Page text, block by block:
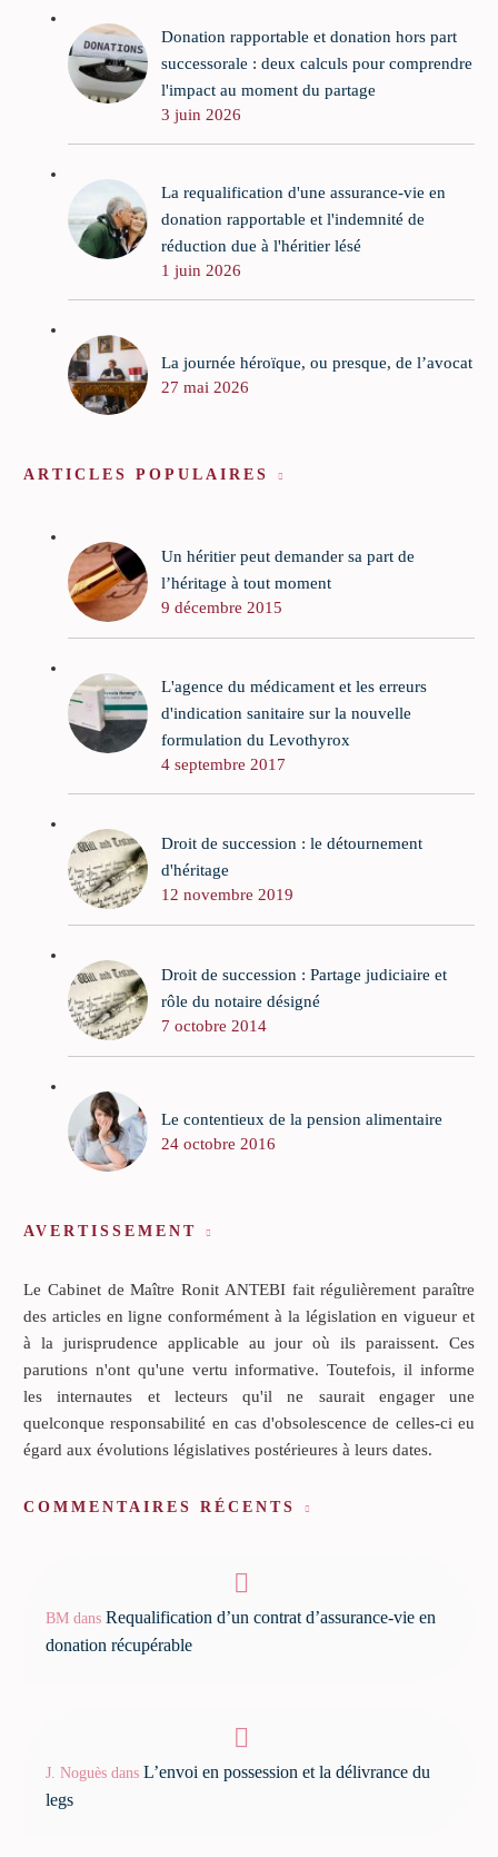
Donation rapportable et donation hors part
successorale : deux calculs pour comprendre
l'impact au moment du partage
3 juin 2026
La requalification d'une assurance-vie en
donation rapportable et l'indemnité de
réduction due à l'héritier lésé
1 juin 2026
La journée héroïque, ou presque, de l’avocat
27 mai 2026
ARTICLES POPULAIRES
Un héritier peut demander sa part de
l’héritage à tout moment
9 décembre 2015
L'agence du médicament et les erreurs
d'indication sanitaire sur la nouvelle
formulation du Levothyrox
4 septembre 2017
Droit de succession : le détournement
d'héritage
12 novembre 2019
Droit de succession : Partage judiciaire et
rôle du notaire désigné
7 octobre 2014
Le contentieux de la pension alimentaire
24 octobre 2016
AVERTISSEMENT
Le Cabinet de Maître Ronit ANTEBI fait régulièrement paraître
des articles en ligne conformément à la législation en vigueur et
à la jurisprudence applicable au jour où ils paraissent. Ces
parutions n'ont qu'une vertu informative. Toutefois, il informe
les internautes et lecteurs qu'il ne saurait engager une
quelconque responsabilité en cas d'obsolescence de celles-ci eu
égard aux évolutions législatives postérieures à leurs dates.
COMMENTAIRES RÉCENTS
BM dans Requalification d’un contrat d’assurance-vie en
donation récupérable
J. Noguès dans L’envoi en possession et la délivrance du
legs